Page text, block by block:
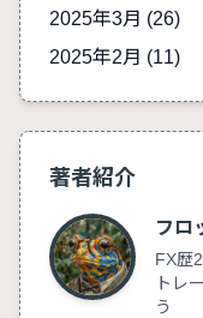
2025年3月 (26)
2025年2月 (11)
著者紹介
フロ
FX歴
トレ
う